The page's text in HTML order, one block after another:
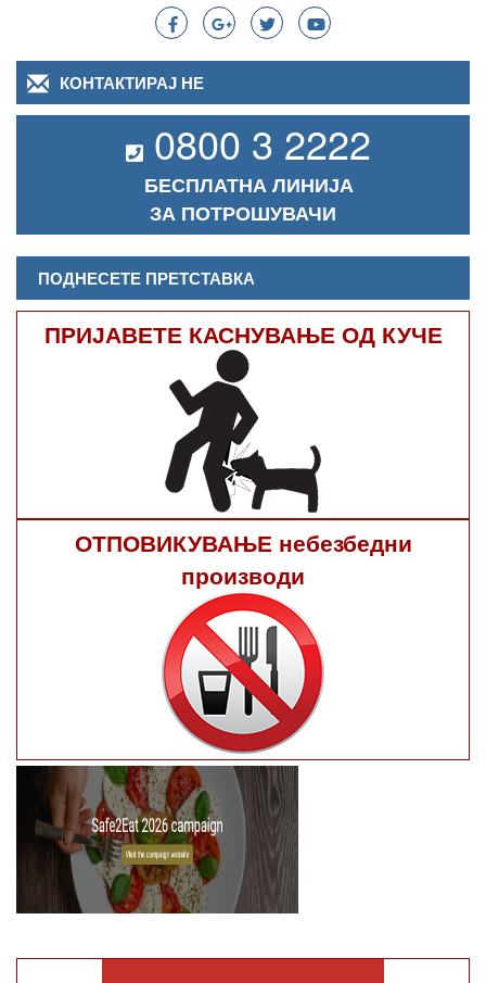
КОНТАКТИРАЈ НЕ
0800 3 2222
БЕСПЛАТНА ЛИНИЈА
ЗА ПОТРОШУВАЧИ
ПОДНЕСЕТЕ ПРЕТСТАВКА
ПРИЈАВЕТЕ КАСНУВАЊЕ ОД КУЧЕ
ОТПОВИКУВАЊЕ небезбедни
производи